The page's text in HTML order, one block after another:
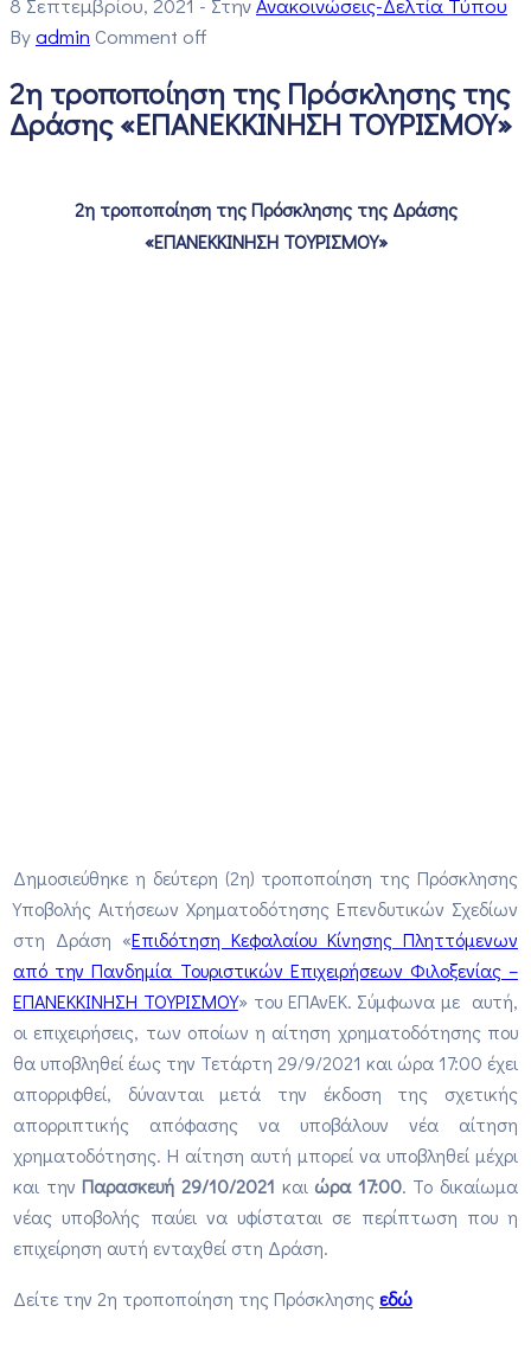
Byadmin Comment off
2η τροποποίηση της Πρόσκλησης της
Δράσης «ΕΠΑΝΕΚΚΙΝΗΣΗ ΤΟΥΡΙΣΜΟΥ»
2η τροποποίηση της Πρόσκλησης της Δράσης
«ΕΠΑΝΕΚΚΙΝΗΣΗ ΤΟΥΡΙΣΜΟΥ»
Δημοσιεύθηκε η δεύτερη (2η) τροποποίηση της Πρόσκλησης
Υποβολής Αιτήσεων Χρηματοδότησης Επενδυτικών Σχεδίων
στη Δράση «Επιδότηση Κεφαλαίου Κίνησης Πληττόμενων
από την Πανδημία Τουριστικών Επιχειρήσεων Φιλοξενίας –
ΕΠΑΝΕΚΚΙΝΗΣΗ ΤΟΥΡΙΣΜΟΥ» του ΕΠΑνΕΚ. Σύμφωνα με αυτή,
οι επιχειρήσεις, των οποίων η αίτηση χρηματοδότησης που
θα υποβληθεί έως την Τετάρτη 29/9/2021 και ώρα 17:00 έχει
απορριφθεί, δύνανται μετά την έκδοση της σχετικής
απορριπτικής απόφασης να υποβάλουν νέα αίτηση
χρηματοδότησης. Η αίτηση αυτή μπορεί να υποβληθεί μέχρι
και την Παρασκευή 29/10/2021 και ώρα 17:00. Το δικαίωμα
νέας υποβολής παύει να υφίσταται σε περίπτωση που η
επιχείρηση αυτή ενταχθεί στη Δράση.
Δείτε την 2η τροποποίηση της Πρόσκλησης εδώ